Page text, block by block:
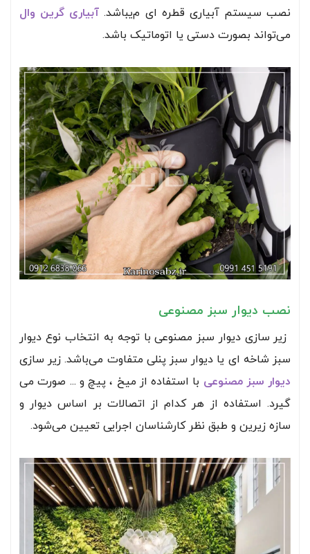
نصب سیستم آبیاری قطره ای م‌یباشد.آبیاری گرین وال
می‌تواند بصورت دستی یا اتوماتیک باشد.
نصب دیوار سبز مصنوعی
زیر سازی دیوار سبز مصنوعی با توجه به انتخاب نوع دیوار
سبز شاخه ای یا دیوار سبز پنلی متفاوت می‌باشد. زیر سازی
دیوار سبز مصنوعی با استفاده از میخ ، پیچ و ... صورت می
گیرد. استفاده از هر کدام از اتصالات بر اساس دیوار و
سازه زیرین و طبق نظر کارشناسان اجرایی تعیین می‌شود.